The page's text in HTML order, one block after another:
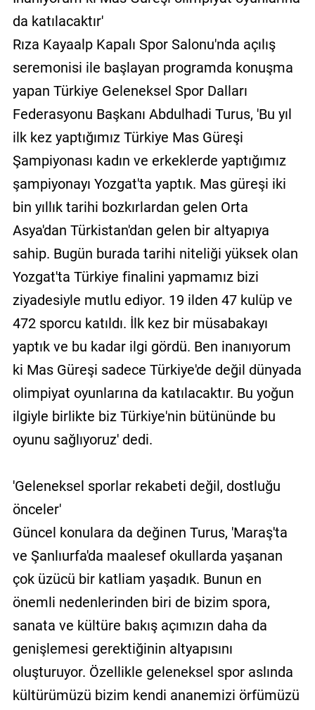
da katılacaktır'
Rıza Kayaalp Kapalı Spor Salonu'nda açılış
seremonisi ile başlayan programda konuşma
yapan Türkiye Geleneksel Spor Dalları
Federasyonu Başkanı Abdulhadi Turus, 'Bu yıl
ilk kez yaptığımız Türkiye Mas Güreşi
Şampiyonası kadın ve erkeklerde yaptığımız
şampiyonayı Yozgat'ta yaptık. Mas güreşi iki
bin yıllık tarihi bozkırlardan gelen Orta
Asya'dan Türkistan'dan gelen bir altyapıya
sahip. Bugün burada tarihi niteliği yüksek olan
Yozgat'ta Türkiye finalini yapmamız bizi
ziyadesiyle mutlu ediyor. 19 ilden 47 kulüp ve
472 sporcu katıldı. İlk kez bir müsabakayı
yaptık ve bu kadar ilgi gördü. Ben inanıyorum
ki Mas Güreşi sadece Türkiye'de değil dünyada
olimpiyat oyunlarına da katılacaktır. Bu yoğun
ilgiyle birlikte biz Türkiye'nin bütününde bu
oyunu sağlıyoruz' dedi.
'Geleneksel sporlar rekabeti değil, dostluğu
önceler'
Güncel konulara da değinen Turus, 'Maraş'ta
ve Şanlıurfa'da maalesef okullarda yaşanan
çok üzücü bir katliam yaşadık. Bunun en
önemli nedenlerinden biri de bizim spora,
sanata ve kültüre bakış açımızın daha da
genişlemesi gerektiğinin altyapısını
oluşturuyor. Özellikle geleneksel spor aslında
kültürümüzü bizim kendi ananemizi örfümüzü